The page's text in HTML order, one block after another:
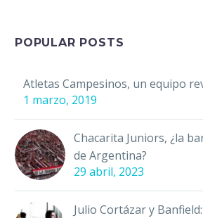
POPULAR POSTS
Atletas Campesinos, un equipo
1 marzo, 2019
Chacarita Juniors, ¿la
de Argentina?
29 abril, 2023
Julio Cortázar y